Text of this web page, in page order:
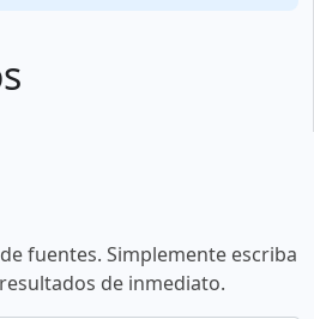
fuentes. Simplemente escriba
de inmediato.